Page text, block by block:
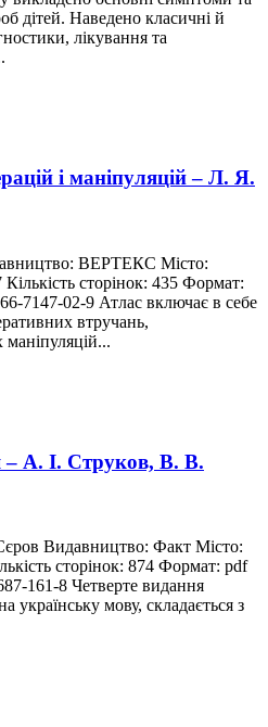
дітей. Наведено класичні й
лікування та
і маніпуляцій – Л. Я.
ВЕРТЕКС Місто:
сторінок: 435 Формат:
7147-02-9 Атлас включає в себе
втручань,
маніпуляцій...
– А. І. Струков, В. В.
Видавництво: Факт Місто:
сторінок: 874 Формат: pdf
161-8 Четверте видання
українську мову, складається з